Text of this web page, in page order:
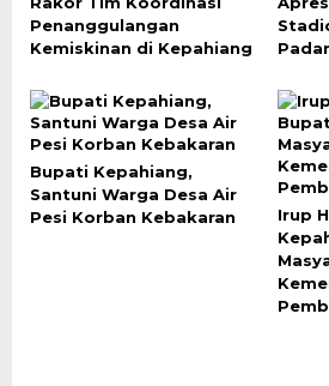
Penanggulangan
Kemiskinan di Kepahiang
Bupati Kepahiang,
Santuni Warga Desa Air
Pesi Korban Kebakaran
Irup